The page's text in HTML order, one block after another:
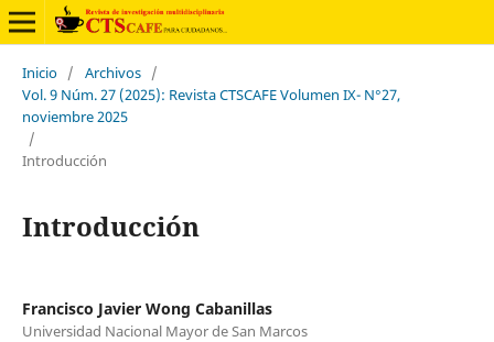
Inicio / Archivos /
Vol. 9 Núm. 27 (2025): Revista CTSCAFE Volumen IX- N°27,
noviembre 2025
/
Introducción
Introducción
Francisco Javier Wong Cabanillas
Universidad Nacional Mayor de San Marcos